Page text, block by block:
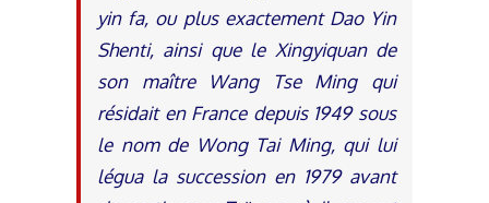
yin fa, ou plus exactement Dao Yin
Shenti, ainsi que le Xingyiquan de
son maître Wang Tse Ming qui
résidait en France depuis 1949 sous
le nom de Wong Tai Ming, qui lui
légua la succession en 1979 avant